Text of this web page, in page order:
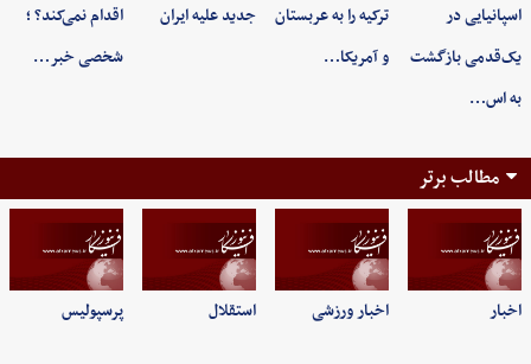
اسپانیایی در
یک‌قدمی بازگشت
به اس…
ترکیه را به عربستان
و آمریکا…
جدید علیه ایران
اقدام نمی‌کند؟ ؛
شخصی خبر…
مطالب برتر
اخبار اخبار ورزشی استقلال پرسپولیس